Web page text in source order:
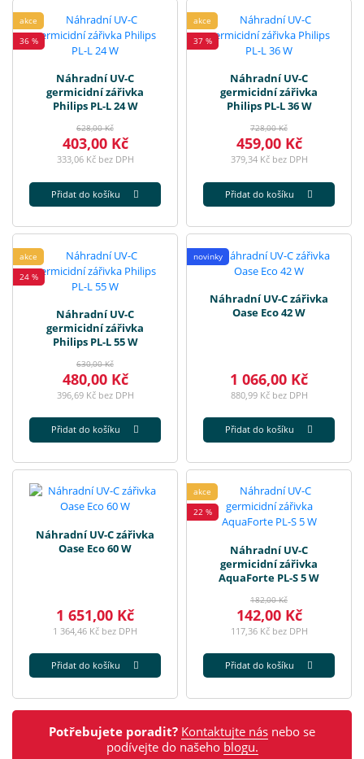
akce
36 %
Náhradní UV-C
germicidní zářivka
Philips PL-L 24 W
628,00 Kč
403,00 Kč
333,06 Kč bez DPH
Přidat do košíku
akce
37 %
Náhradní UV-C
germicidní zářivka
Philips PL-L 36 W
728,00 Kč
459,00 Kč
379,34 Kč bez DPH
Přidat do košíku
akce
24 %
Náhradní UV-C
germicidní zářivka
Philips PL-L 55 W
630,00 Kč
480,00 Kč
396,69 Kč bez DPH
Přidat do košíku
novinky
Náhradní UV-C zářivka
Oase Eco 42 W
1 066,00 Kč
880,99 Kč bez DPH
Přidat do košíku
Náhradní UV-C zářivka
Oase Eco 60 W
1 651,00 Kč
1 364,46 Kč bez DPH
Přidat do košíku
akce
22 %
Náhradní UV-C
germicidní zářivka
AquaForte PL-S 5 W
182,00 Kč
142,00 Kč
117,36 Kč bez DPH
Přidat do košíku
Potřebujete poradit? Kontaktujte nás nebo se
podívejte do našeho blogu.